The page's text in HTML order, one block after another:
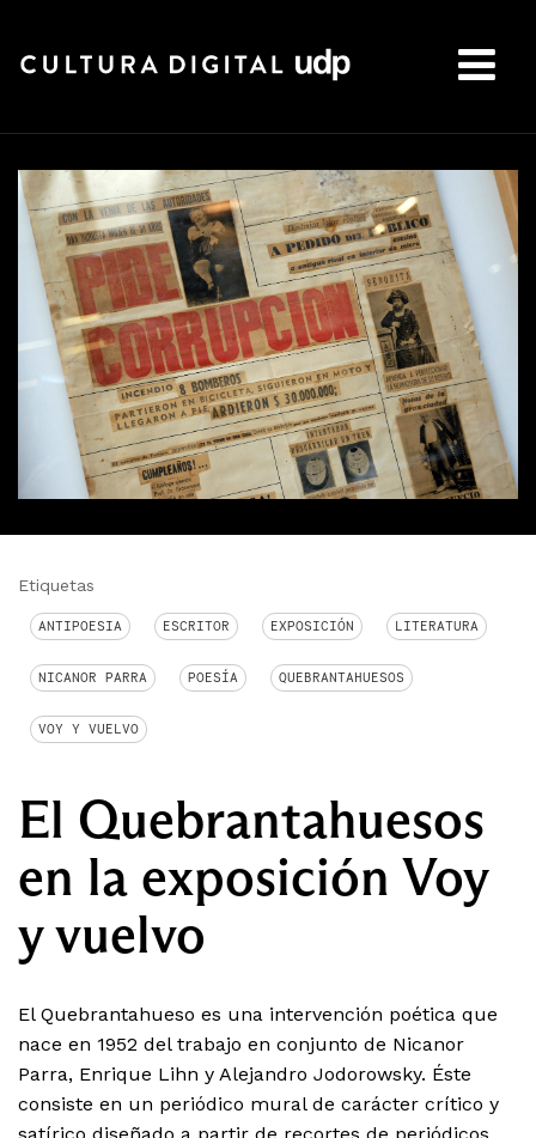
Etiquetas
ANTIPOESIA ESCRITOR EXPOSICIÓN LITERATURA
NICANOR PARRA POESÍA QUEBRANTAHUESOS
VOY Y VUELVO
El Quebrantahuesos
en la exposición Voy
y vuelvo
El Quebrantahueso es una intervención poética que
nace en 1952 del trabajo en conjunto de Nicanor
Parra, Enrique Lihn y Alejandro Jodorowsky. Éste
consiste en un periódico mural de carácter crítico y
satírico diseñado a partir de recortes de periódicos